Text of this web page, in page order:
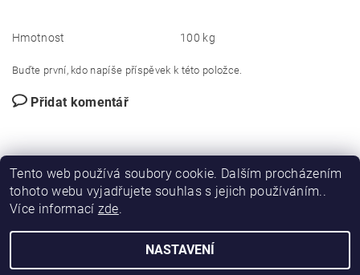
Hmotnost 100 kg
Buďte první, kdo napíše příspěvek k této položce.
Přidat komentář
DIRECT FORCE | JANÍSKOVÁ&LATA
2026 © DIRFORPRO, všechna práva vyhrazenaUpravit nastavení cookies
Tento web používá soubory cookie. Dalším procházením
tohoto webu vyjadřujete souhlas s jejich používáním..
Více informací zde.
NASTAVENÍ